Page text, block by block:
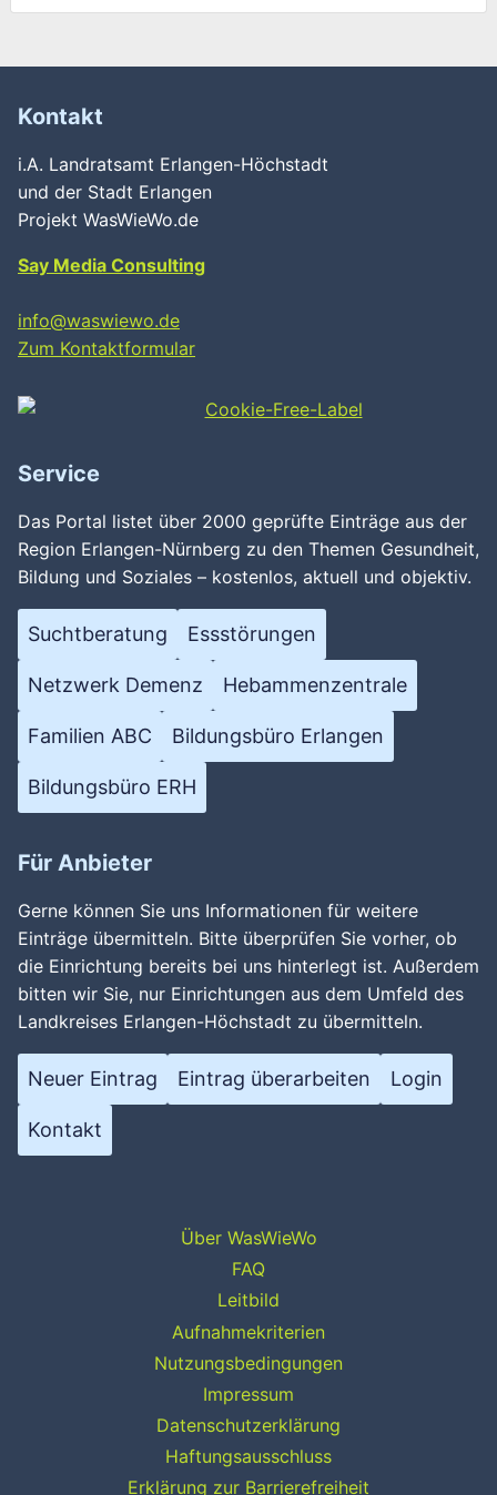
Kontakt
i.A. Landratsamt Erlangen-Höchstadt
und der Stadt Erlangen
Projekt WasWieWo.de
Say Media Consulting
info@waswiewo.de
Zum Kontaktformular
Service
Das Portal listet über 2000 geprüfte Einträge aus der
Region Erlangen-Nürnberg zu den Themen Gesundheit,
Bildung und Soziales – kostenlos, aktuell und objektiv.
Suchtberatung Essstörungen
Netzwerk Demenz Hebammenzentrale
Familien ABC Bildungsbüro Erlangen
Bildungsbüro ERH
Für Anbieter
Gerne können Sie uns Informationen für weitere
Einträge übermitteln. Bitte überprüfen Sie vorher, ob
die Einrichtung bereits bei uns hinterlegt ist. Außerdem
bitten wir Sie, nur Einrichtungen aus dem Umfeld des
Landkreises Erlangen-Höchstadt zu übermitteln.
Neuer Eintrag Eintrag überarbeiten Login
Kontakt
Über WasWieWo
FAQ
Leitbild
Aufnahmekriterien
Nutzungsbedingungen
Impressum
Datenschutzerklärung
Haftungsausschluss
Erklärung zur Barrierefreiheit